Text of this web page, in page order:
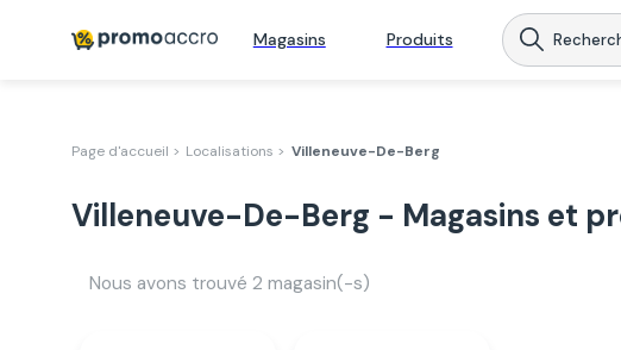
Magasins Produits
Page d'accueil > Localisations > Villeneuve-De-Berg
Villeneuve-De-Berg - Magasins et
Nous avons trouvé 2 magasin(-s)